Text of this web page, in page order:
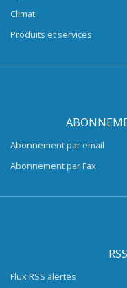
Climat
Produits et services
Abonnement par email
Abonnement par Fax
Flux RSS alertes